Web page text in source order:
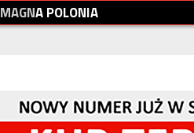
MAGNAPOLONIA